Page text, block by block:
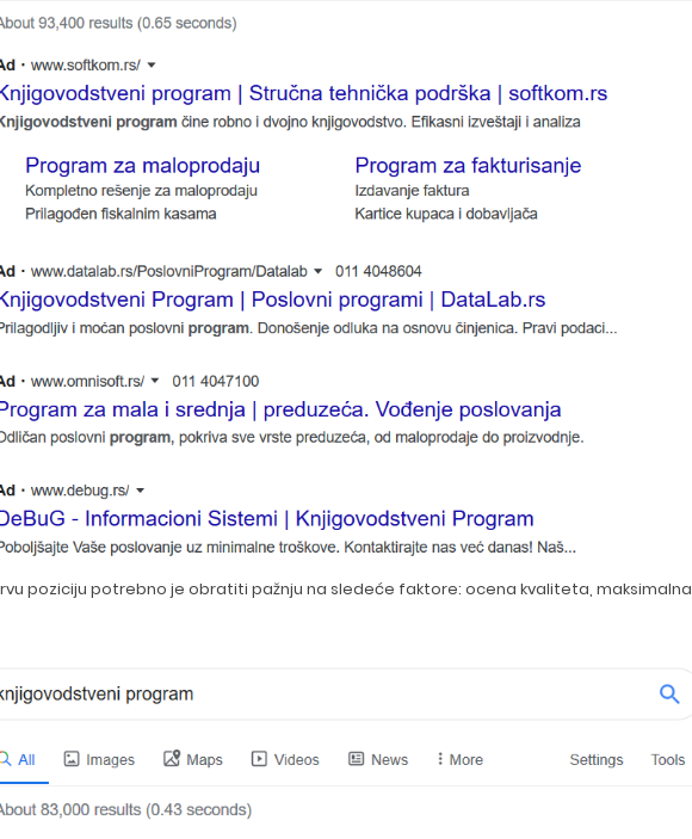
poziciju potrebno je obratiti pažnju na sledeće faktore: ocena kvaliteta, maksimalna